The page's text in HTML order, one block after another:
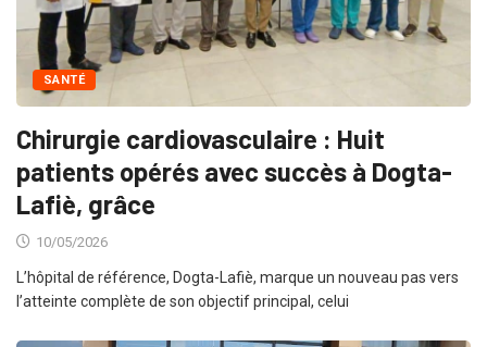
SANTÉ
Chirurgie cardiovasculaire : Huit
patients opérés avec succès à Dogta-
Lafiè, grâce
10/05/2026
L’hôpital de référence, Dogta-Lafiè, marque un nouveau pas vers
l’atteinte complète de son objectif principal, celui